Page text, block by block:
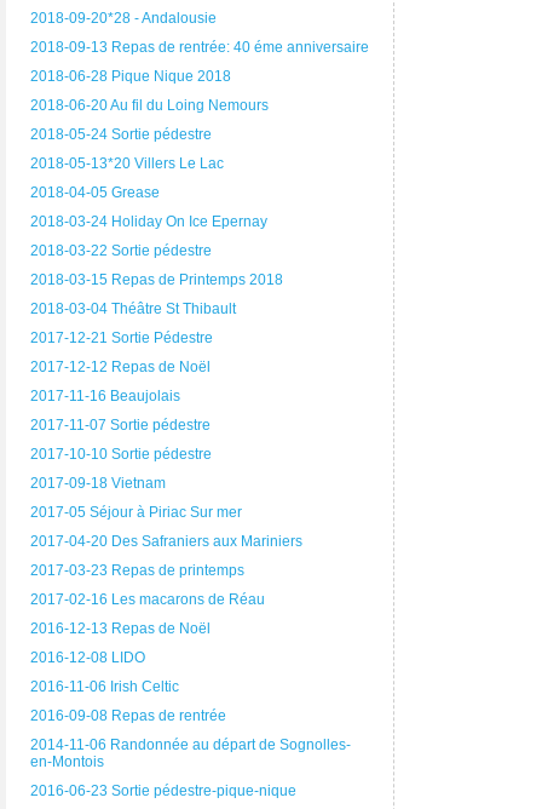
2018-09-20*28 - Andalousie
2018-09-13 Repas de rentrée: 40 éme anniversaire
2018-06-28 Pique Nique 2018
2018-06-20 Au fil du Loing Nemours
2018-05-24 Sortie pédestre
2018-05-13*20 Villers Le Lac
2018-04-05 Grease
2018-03-24 Holiday On Ice Epernay
2018-03-22 Sortie pédestre
2018-03-15 Repas de Printemps 2018
2018-03-04 Théâtre St Thibault
2017-12-21 Sortie Pédestre
2017-12-12 Repas de Noël
2017-11-16 Beaujolais
2017-11-07 Sortie pédestre
2017-10-10 Sortie pédestre
2017-09-18 Vietnam
2017-05 Séjour à Piriac Sur mer
2017-04-20 Des Safraniers aux Mariniers
2017-03-23 Repas de printemps
2017-02-16 Les macarons de Réau
2016-12-13 Repas de Noël
2016-12-08 LIDO
2016-11-06 Irish Celtic
2016-09-08 Repas de rentrée
2014-11-06 Randonnée au départ de Sognolles-
en-Montois
2016-06-23 Sortie pédestre-pique-nique